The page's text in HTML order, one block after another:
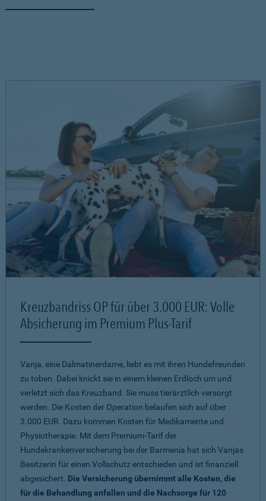
Kreuzbandriss OP für über 3.000 EUR: Volle
Absicherung im Premium Plus-Tarif
Vanja, eine Dalmatinerdame, liebt es mit ihren Hundefreunden
zu toben. Dabei knickt sie in einem kleinen Erdloch um und
verletzt sich das Kreuzband. Sie muss tierärztlich versorgt
werden. Die Kosten der Operation belaufen sich auf über
3.000 EUR. Dazu kommen Kosten für Medikamente und
Physiotherapie. Mit dem Premium-Tarif der
Hundekrankenversicherung bei der Barmenia hat sich Vanjas
Besitzerin für einen Vollschutz entschieden und ist finanziell
abgesichert. Die Versicherung übernimmt alle Kosten, die
für die Behandlung anfallen und die Nachsorge für 120